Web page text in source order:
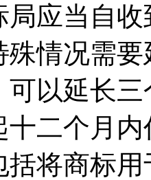
局应当自
殊情况需
可以延长
十二个月
括将商标